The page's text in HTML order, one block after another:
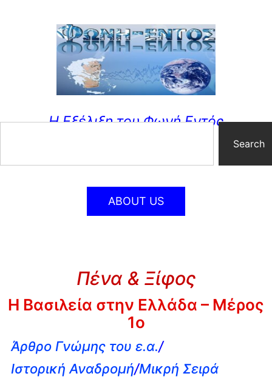
Η Εξέλιξη του Φωνή Εντός
Search
ABOUT US
Πένα & Ξίφος
Η Βασιλεία στην Ελλάδα – Μέρος
1o
Άρθρο Γνώμης του ε.α./
Ιστορική Αναδρομή/Μικρή Σειρά